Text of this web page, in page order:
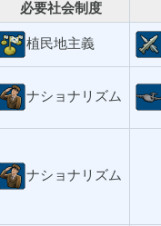
必要社会制度
植民地主義
ナショナリズム
ナショナリズム